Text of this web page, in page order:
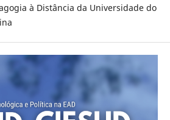
à Distância da Universidade do